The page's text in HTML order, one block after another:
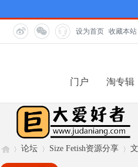
设为首页 收藏本站
门户 淘专辑
论坛 Size Fetish资源分享